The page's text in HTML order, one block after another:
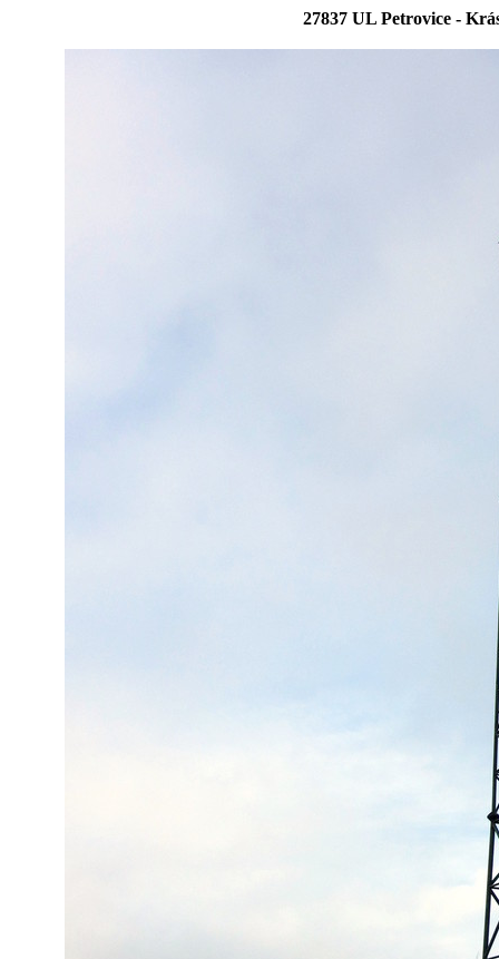
27837 UL Petrovice -